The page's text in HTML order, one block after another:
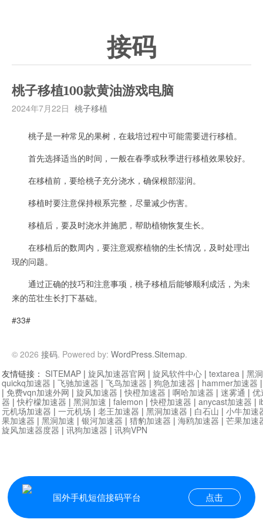
接码
桃子移植100款黄油游戏电脑
2024年7月22日 桃子移植
桃子是一种常见的果树，在栽培过程中可能需要进行移植。
首先选择适当的时间，一般在春季或秋季进行移植效果较好。
在移植前，要给桃子充分浇水，确保根部湿润。
移植时要注意保持根系完整，尽量减少伤害。
移植后，要及时浇水并施肥，帮助植物恢复生长。
在移植后的数周内，要注意观察植物的生长情况，及时处理出
现的问题。
通过正确的技巧和注意事项，桃子移植后能够顺利成活，为未
来的茁壮生长打下基础。
#33#
© 2026 接码. Powered by: WordPress.Sitemap.
国外手机短信接码平台 点击
友情链接： SITEMAP | 旋风加速器官网 | 旋风软件中心 | textarea | 黑
quickq加速器 | 飞驰加速器 | 飞鸟加速器 | 狗急加速器 | hammer加速器
| 免费vqn加速外网 | 旋风加速器 |快橙加速器 | 啊哈加速器 | 迷雾通 | 优
器 |快柠檬加速器 | 黑洞加速 | falemon |快橙加速器 | anycast加速器 |
元机场加速器 | 一元机场 | 老王加速器 | 黑洞加速器 | 白石山 | 小牛加速
果加速器 | 黑洞加速 | 银河加速器 | 猎豹加速器 | 海鸥加速器 | 芒果加速
旋风加速器度器 | 讯狗加速器 | 讯狗VPN